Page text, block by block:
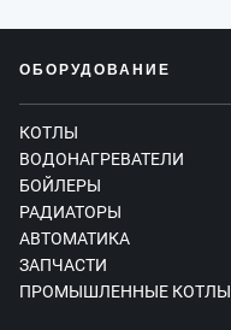
ОБОРУДОВАНИЕ
КОТЛЫ
ВОДОНАГРЕВАТЕЛИ
БОЙЛЕРЫ
РАДИАТОРЫ
АВТОМАТИКА
ЗАПЧАСТИ
ПРОМЫШЛЕННЫЕ КОТЛЫ